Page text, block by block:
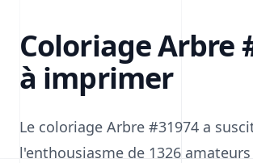
Coloriage Arbre
à imprimer
Le coloriage Arbre #31974 a
l'enthousiasme de 1326